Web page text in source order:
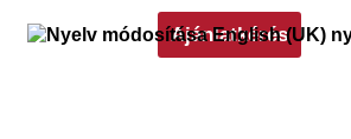
Ajánlatkérés